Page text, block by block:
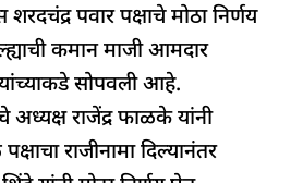
शरदचंद्र पवार पक्षाचे मोठा निर्णय
कमान माजी आमदार
सोपवली आहे.
अध्यक्ष राजेंद्र फाळके यांनी
राजीनामा दिल्यानंतर